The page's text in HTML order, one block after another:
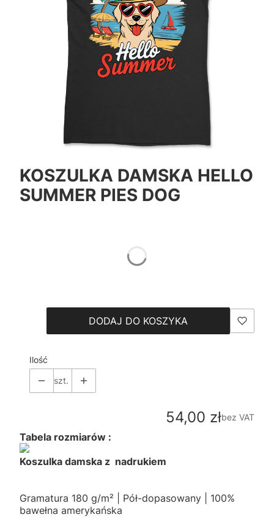
KOSZULKA DAMSKA HELLO
SUMMER PIES DOG
DODAJ DO KOSZYKA
Ilość
szt.
Cena
54,00 złbez VAT
Tabela rozmiarów :
Koszulka damska z nadrukiem
Gramatura 180 g/m² | Pół-dopasowany | 100%
bawełna amerykańska